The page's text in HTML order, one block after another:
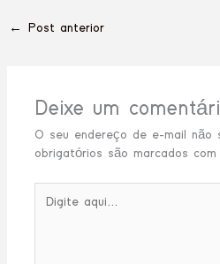
← Post anterior
Deixe um
O seu endereço de e-mail não
obrigatórios são marcados com
aqui...